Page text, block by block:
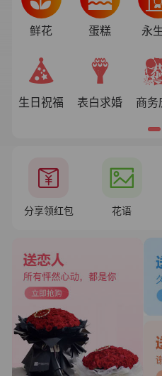
鲜花 蛋糕 永
生日祝福 表白求婚 商务
分享领红包 花语